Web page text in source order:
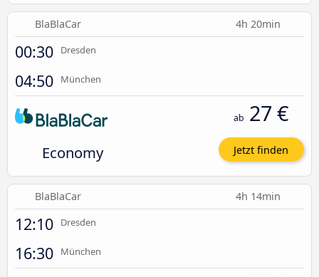
BlaBlaCar 4h 20min
00:30 Dresden
04:50 München
Economy
ab 27 €
Jetzt finden
BlaBlaCar 4h 14min
12:10 Dresden
16:30 München